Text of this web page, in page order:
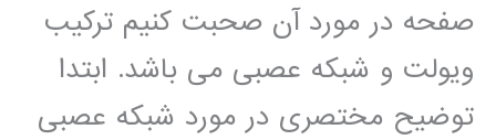
صفحه در مورد آن صحبت کنیم ترکیب
ویولت و شبکه عصبی می باشد. ابتدا
توضیح مختصری در مورد شبکه عصبی